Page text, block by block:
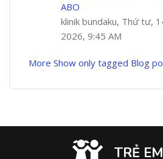
ABO
klinik bundaku, Thứ tư,
2026, 9:45 AM
More Show only tagged Blog
TRẺ